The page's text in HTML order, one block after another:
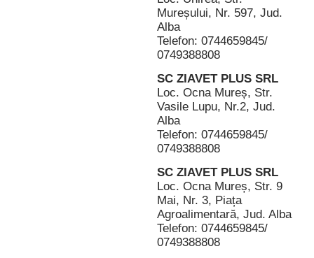
Mureșului, Nr. 597, Jud.
Alba
Telefon: 0744659845/
0749388808
SC ZIAVET PLUS SRL
Loc. Ocna Mureș, Str.
Vasile Lupu, Nr.2, Jud.
Alba
Telefon: 0744659845/
0749388808
SC ZIAVET PLUS SRL
Loc. Ocna Mureș, Str. 9
Mai, Nr. 3, Piața
Agroalimentară, Jud. Alba
Telefon: 0744659845/
0749388808